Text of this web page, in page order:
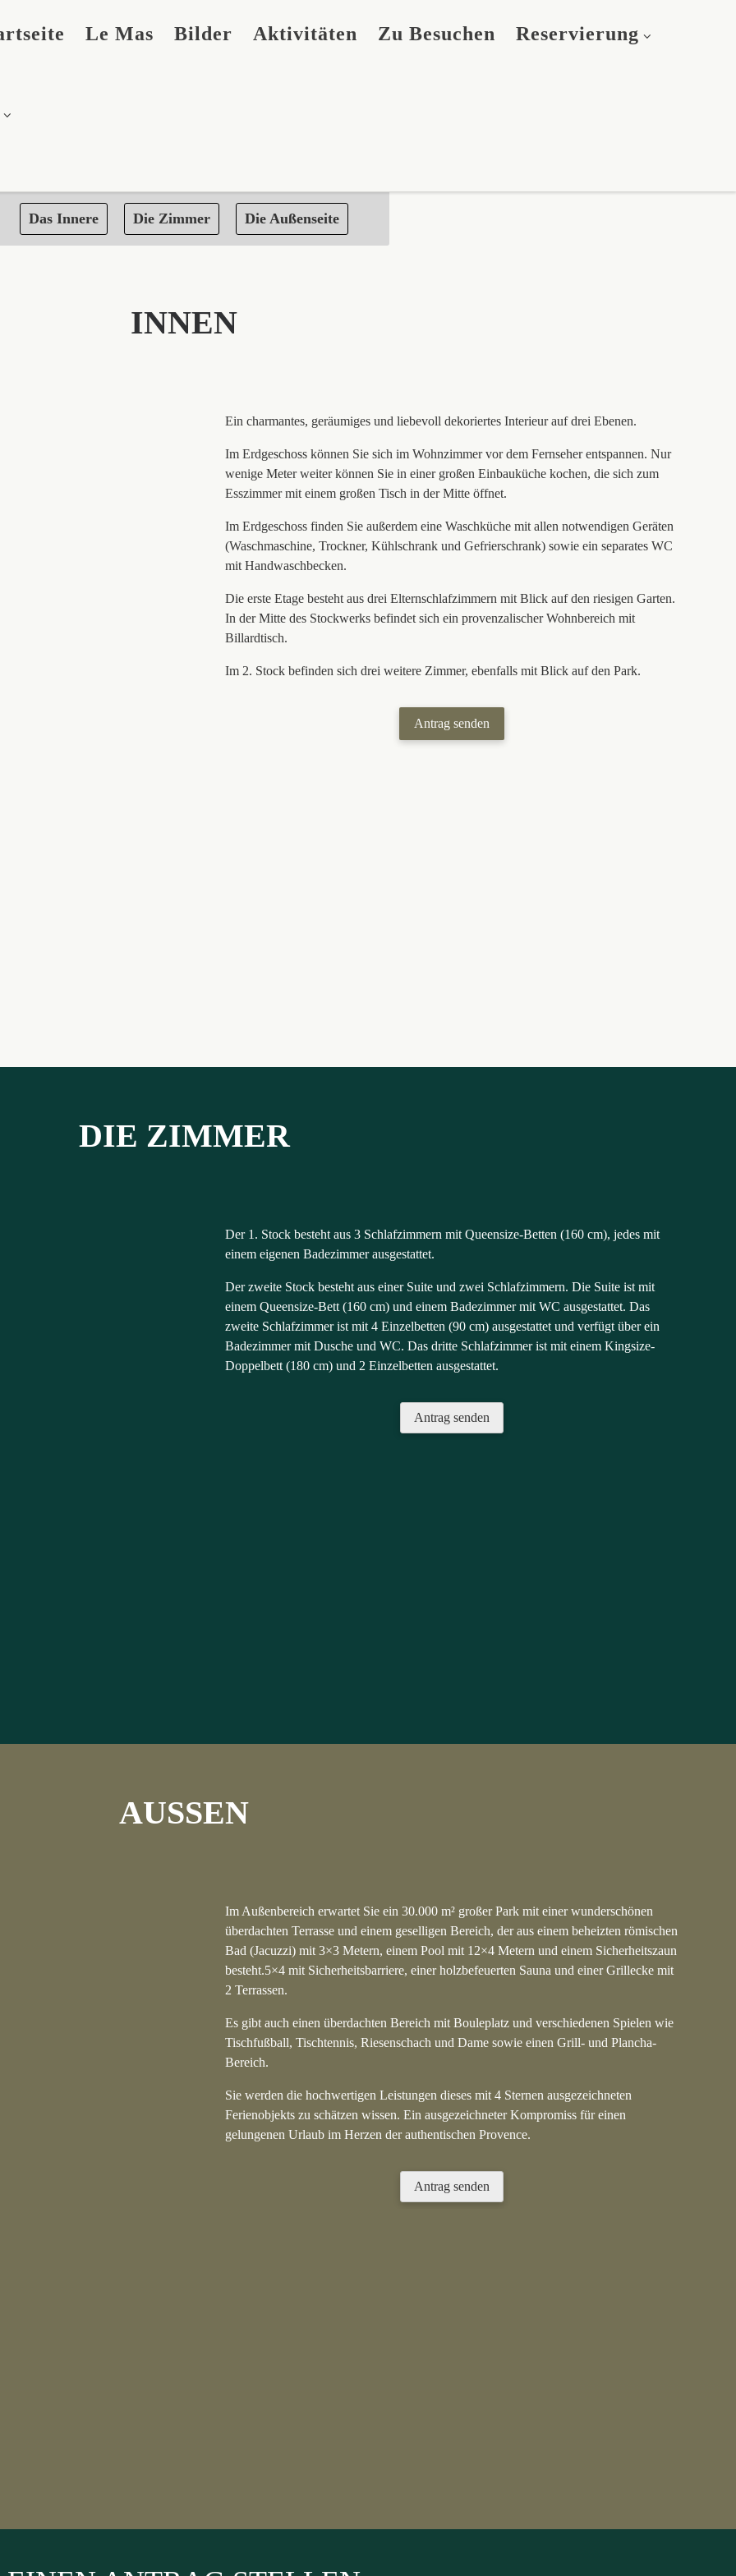
Le Mas Bilder Aktivitäten Zu Besuchen Reservierung
Das Innere Die Zimmer Die Außenseite
INNEN
Ein charmantes, geräumiges und liebevoll dekoriertes Interieur auf drei Ebenen.
Im Erdgeschoss können Sie sich im Wohnzimmer vor dem Fernseher entspannen. Nur
wenige Meter weiter können Sie in einer großen Einbauküche kochen, die sich zum
Esszimmer mit einem großen Tisch in der Mitte öffnet.
Im Erdgeschoss finden Sie außerdem eine Waschküche mit allen notwendigen Geräten
(Waschmaschine, Trockner, Kühlschrank und Gefrierschrank) sowie ein separates WC
mit Handwaschbecken.
Die erste Etage besteht aus drei Elternschlafzimmern mit Blick auf den riesigen Garten.
In der Mitte des Stockwerks befindet sich ein provenzalischer Wohnbereich mit
Billardtisch.
Im 2. Stock befinden sich drei weitere Zimmer, ebenfalls mit Blick auf den Park.
Antrag senden
DIE ZIMMER
Der 1. Stock besteht aus 3 Schlafzimmern mit Queensize-Betten (160 cm), jedes mit
einem eigenen Badezimmer ausgestattet.
Der zweite Stock besteht aus einer Suite und zwei Schlafzimmern. Die Suite ist mit
einem Queensize-Bett (160 cm) und einem Badezimmer mit WC ausgestattet. Das
zweite Schlafzimmer ist mit 4 Einzelbetten (90 cm) ausgestattet und verfügt über ein
Badezimmer mit Dusche und WC. Das dritte Schlafzimmer ist mit einem Kingsize-
Doppelbett (180 cm) und 2 Einzelbetten ausgestattet.
Antrag senden
AUSSEN
Im Außenbereich erwartet Sie ein 30.000 m² großer Park mit einer wunderschönen
überdachten Terrasse und einem geselligen Bereich, der aus einem beheizten römischen
Bad (Jacuzzi) mit 3×3 Metern, einem Pool mit 12×4 Metern und einem Sicherheitszaun
besteht.5×4 mit Sicherheitsbarriere, einer holzbefeuerten Sauna und einer Grillecke mit
2 Terrassen.
Es gibt auch einen überdachten Bereich mit Bouleplatz und verschiedenen Spielen wie
Tischfußball, Tischtennis, Riesenschach und Dame sowie einen Grill- und Plancha-
Bereich.
Sie werden die hochwertigen Leistungen dieses mit 4 Sternen ausgezeichneten
Ferienobjekts zu schätzen wissen. Ein ausgezeichneter Kompromiss für einen
gelungenen Urlaub im Herzen der authentischen Provence.
Antrag senden